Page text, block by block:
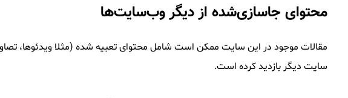
محتوای جاسازی‌شده از دیگر وب‌سایت‌ها
مقالات موجود در این سایت ممکن است شامل محتوای تعبیه شده (مثلا ویدئوها،
سایت دیگر بازدید کرده است.